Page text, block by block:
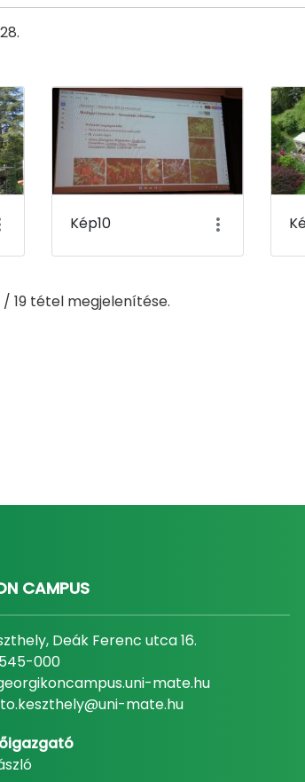
Kép10
/ 19 tétel megjelenítése.
CAMPUS
Deák Ferenc utca 16.
000
mate.hu
mate.hu